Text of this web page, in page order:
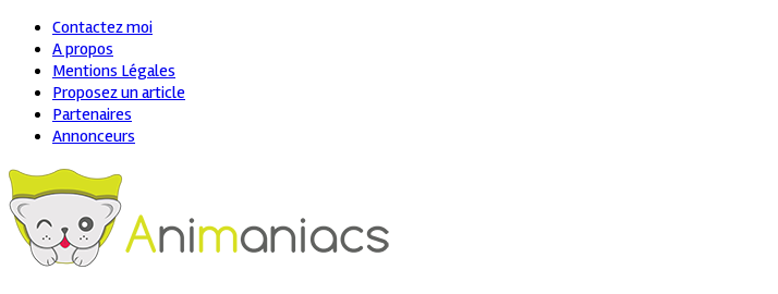
Contactez moi
A propos
Mentions Légales
Proposez un article
Partenaires
Annonceurs